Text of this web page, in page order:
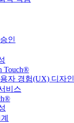
인
Touch®
자 경험(UX) 디자인
비스